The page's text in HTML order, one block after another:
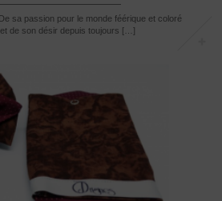
sa passion pour le monde féérique et coloré
de son désir depuis toujours […]